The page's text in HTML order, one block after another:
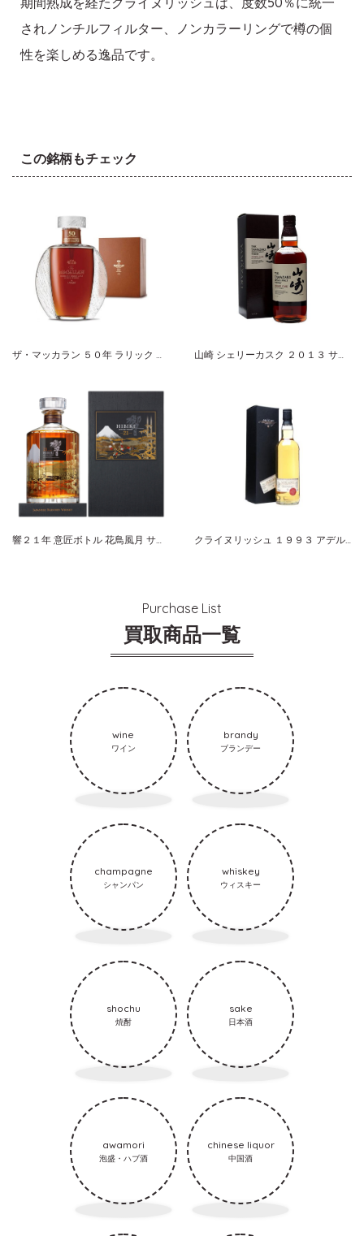
されノンチルフィルター、ノンカラーリングで樽の個
性を楽しめる逸品です。
この銘柄もチェック
ザ・マッカラン ５０年 ラリック シックスピラーズコレクション 山崎 シェリーカスク ２０１３ サントリー シングルモルト
響２１年 意匠ボトル 花鳥風月 サントリー クライヌリッシュ １９９３ アデルフィ １６年
Purchase List
買取商品一覧
wine
ワイン
brandy
ブランデー
champagne
シャンパン
whiskey
ウィスキー
shochu
焼酎
sake
日本酒
awamori
泡盛・ハブ酒
chinese liquor
中国酒